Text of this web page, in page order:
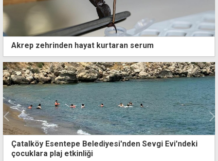
Akrep zehrinden hayat kurtaran serum
Çatalköy Esentepe Belediyesi'nden Sevgi Evi'ndeki
çocuklara plaj etkinliği